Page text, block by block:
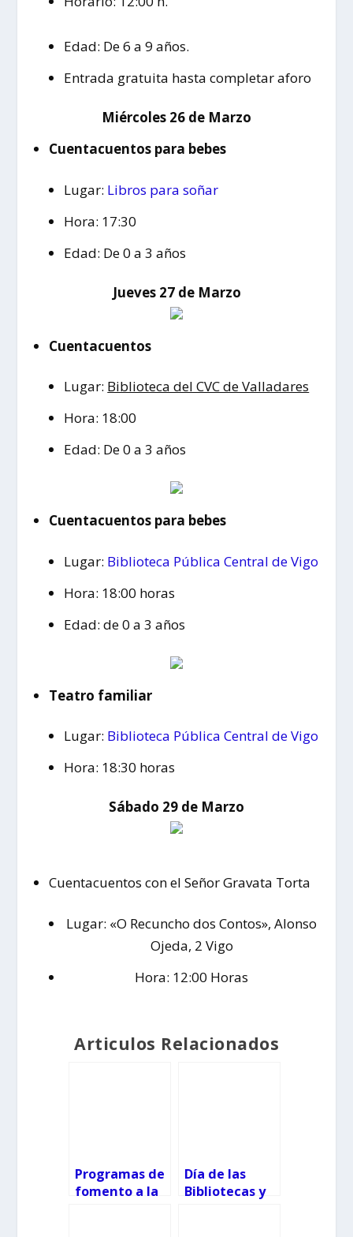
Edad: De 6 a 9 años.
Entrada gratuita hasta completar aforo
Miércoles 26 de Marzo
Cuentacuentos para bebes
Lugar: Libros para soñar
Hora: 17:30
Edad: De 0 a 3 años
Jueves 27 de Marzo
Cuentacuentos
Lugar: Biblioteca del CVC de Valladares
Hora: 18:00
Edad: De 0 a 3 años
Cuentacuentos para bebes
Lugar: Biblioteca Pública Central de Vigo
Hora: 18:00 horas
Edad: de 0 a 3 años
Teatro familiar
Lugar: Biblioteca Pública Central de Vigo
Hora: 18:30 horas
Sábado 29 de Marzo
Cuentacuentos con el Señor Gravata Torta
Lugar: «O Recuncho dos Contos», Alonso
Ojeda, 2 Vigo
Hora: 12:00 Horas
Articulos Relacionados
Programas de
fomento a la
Día de las
Bibliotecas y